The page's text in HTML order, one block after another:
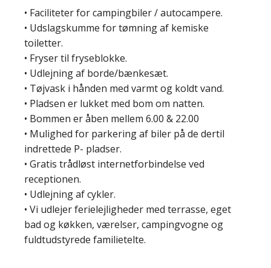
• Faciliteter for campingbiler / autocampere.
• Udslagskumme for tømning af kemiske
toiletter.
• Fryser til fryseblokke.
• Udlejning af borde/bænkesæt.
• Tøjvask i hånden med varmt og koldt vand.
• Pladsen er lukket med bom om natten.
• Bommen er åben mellem 6.00 & 22.00
• Mulighed for parkering af biler på de dertil
indrettede P- pladser.
• Gratis trådløst internetforbindelse ved
receptionen.
• Udlejning af cykler.
• Vi udlejer ferielejligheder med terrasse, eget
bad og køkken, værelser, campingvogne og
fuldtudstyrede familietelte.